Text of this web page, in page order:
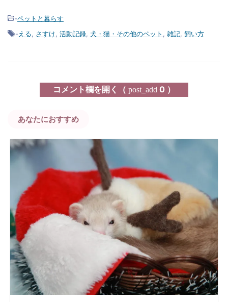
-ペットと暮らす
-える, さすけ, 活動記録, 犬・猫・その他のペット , 雑記, 飼い方
コメント欄を開く（ post_add 0 ）
あなたにおすすめ